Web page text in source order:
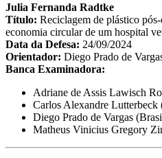
Julia Fernanda Radtke
Título: Reciclagem de plástico
economia circular de um hospital
Data da Defesa: 24/09/2024
Orientador: Diego Prado de
Banca Examinadora:
Adriane de Assis Lawisch
Carlos Alexandre
Diego Prado de Vargas
Matheus Vinicius Gregory